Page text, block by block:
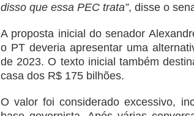
disso que essa PEC trata”, disse o
A proposta inicial do senador
o PT deveria apresentar uma
de 2023. O texto inicial também
casa dos R$ 175 bilhões.
O valor foi considerado excessivo,